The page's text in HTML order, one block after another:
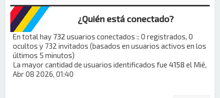
¿Quién está conectado?
En total hay 732 usuarios conectados :: 0 registrados, 0
ocultos y 732 invitados (basados en usuarios activos en los
últimos 5 minutos)
La mayor cantidad de usuarios identificados fue4158 el Mié,
Abr 08 2026, 01:40